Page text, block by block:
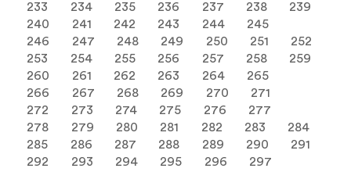
233
234 235 236 237 238
239
240
241 242 243 244
245
246
247 248 249 250 251
252
253
254 255 256 257 258
259
260
261 262 263 264
265
266
267 268 269 270
271
272
273 274 275 276
277
278
279 280 281 282 283
284
285
286 287 288 289 290
291
292
293 294 295 296
297